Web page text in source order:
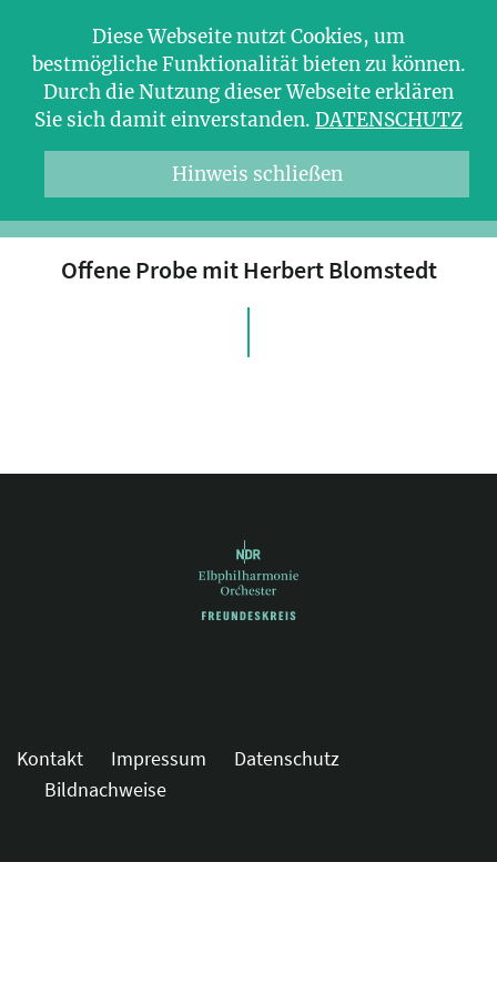
Diese Webseite nutzt Cookies, um
bestmögliche Funktionalität bieten zu können.
Durch die Nutzung dieser Webseite erklären
Sie sich damit einverstanden. DATENSCHUTZ
Hinweis schließen
Offene Probe mit Herbert Blomstedt
Kontakt Impressum
Datenschutz
Bildnachweise